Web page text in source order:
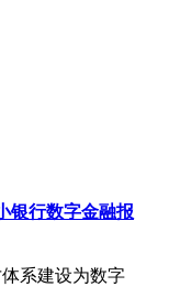
银行数字金融报
系建设为数字